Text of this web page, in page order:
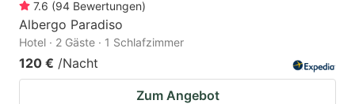
7.6 (94 Bewertungen)
Albergo Paradiso
Hotel · 2 Gäste · 1 Schlafzimmer
120 € /Nacht
Zum Angebot